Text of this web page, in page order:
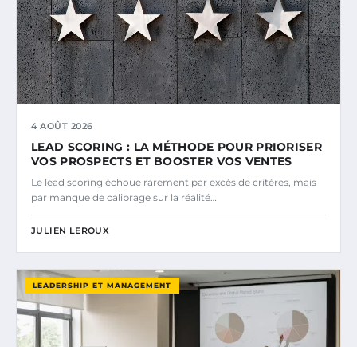
4 AOÛT 2026
LEAD SCORING : LA MÉTHODE POUR PRIORISER
VOS PROSPECTS ET BOOSTER VOS VENTES
Le lead scoring échoue rarement par excès de critères, mais
par manque de calibrage sur la réalité…
JULIEN LEROUX
LEADERSHIP ET MANAGEMENT